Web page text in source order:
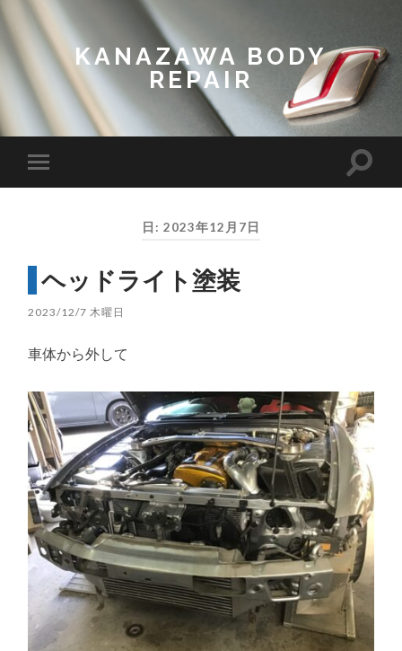
KANAZAWA BODY
REPAIR
mobile
Toggle
日: 2023年12月7日
ヘッドライト塗装
2023/12/7 木曜日
車体から外して